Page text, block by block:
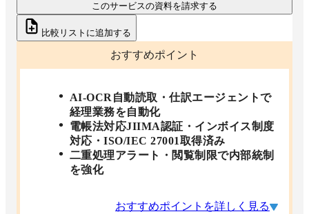
このサービスの資料を請求する
比較リストに追加する
おすすめポイント
AI-OCR自動読取・仕訳エージェントで
経理業務を自動化
電帳法対応JIIMA認証・インボイス制度
対応・ISO/IEC 27001取得済み
二重処理アラート・閲覧制限で内部統制
を強化
おすすめポイントを詳しく見る